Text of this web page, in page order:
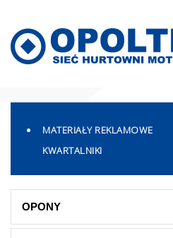
MATERIAŁY REKLAMOWE
KWARTALNIKI
OPONY